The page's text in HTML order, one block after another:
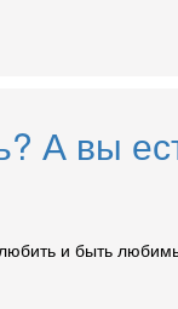
А вы
и быть